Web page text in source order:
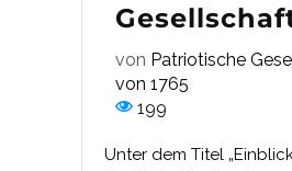
von Patriotische
von 1765
199
Unter dem Titel